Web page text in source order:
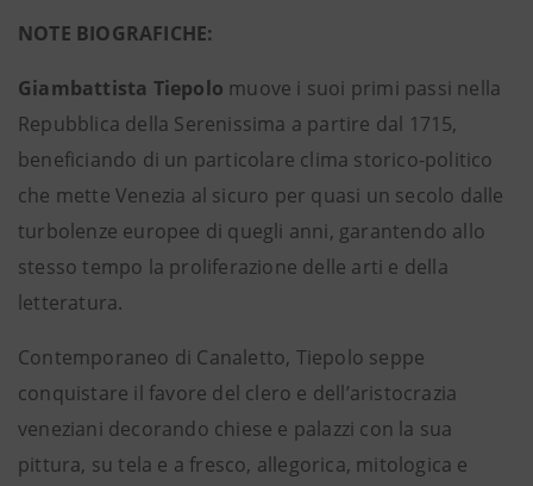
NOTE BIOGRAFICHE:
Giambattista Tiepolo muove i suoi primi passi nella
Repubblica della Serenissima a partire dal 1715,
beneficiando di un particolare clima storico-politico
che mette Venezia al sicuro per quasi un secolo dalle
turbolenze europee di quegli anni, garantendo allo
stesso tempo la proliferazione delle arti e della
letteratura.
Contemporaneo di Canaletto, Tiepolo seppe
conquistare il favore del clero e dell’aristocrazia
veneziani decorando chiese e palazzi con la sua
pittura, su tela e a fresco, allegorica, mitologica e